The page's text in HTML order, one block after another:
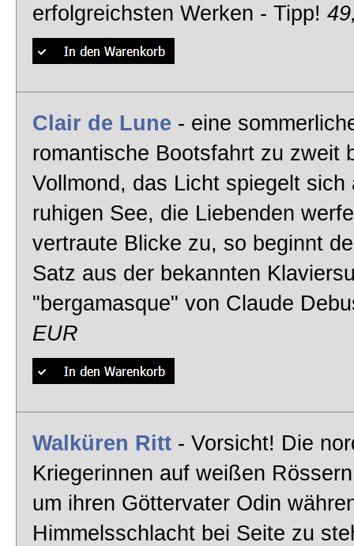
erfolgreichsten Werken - Tipp!
Clair de Lune - eine
romantische Bootsfahrt zu zweit
Vollmond, das Licht spiegelt sich
ruhigen See, die Liebenden
vertraute Blicke zu, so beginnt
Satz aus der bekannten
"bergamasque" von Claude
EUR
Walküren Ritt - Vorsicht! Die
Kriegerinnen auf weißen
um ihren Göttervater Odin
Himmelsschlacht bei Seite zu